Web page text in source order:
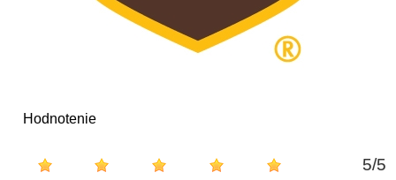
Hodnotenie
5/5